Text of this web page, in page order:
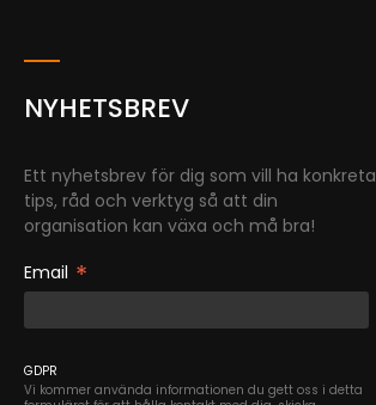
NYHETSBREV
Ett nyhetsbrev för dig som vill ha konkreta
tips, råd och verktyg så att din
organisation kan växa och må bra!
Email *
GDPR
Vi kommer använda informationen du gett oss i detta